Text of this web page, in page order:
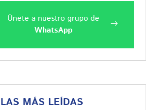
Únete a nuestro grupo de
WhatsApp
LAS MÁS LEÍDAS